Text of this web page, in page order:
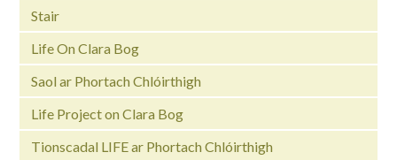
Stair
Life On Clara Bog
Saol ar Phortach Chlóirthigh
Life Project on Clara Bog
Tionscadal LIFE ar Phortach Chlóirthigh